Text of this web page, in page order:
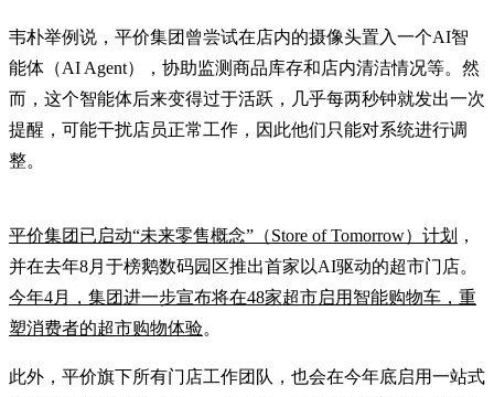
韦朴举例说，平价集团曾尝试在店内的摄像头置入一个AI智
能体（AI Agent），协助监测商品库存和店内清洁情况等。然
而，这个智能体后来变得过于活跃，几乎每两秒钟就发出一次
提醒，可能干扰店员正常工作，因此他们只能对系统进行调
整。
平价集团已启动“未来零售概念”（Store of Tomorrow）计划
，
并在去年8月于榜鹅数码园区推出首家以AI驱动的超市门店。
今年4月，集团进一步宣布将在48家超市启用智能购物车，重
塑消费者的超市购物体验。
此外，平价旗下所有门店工作团队，也会在今年底启用一站式